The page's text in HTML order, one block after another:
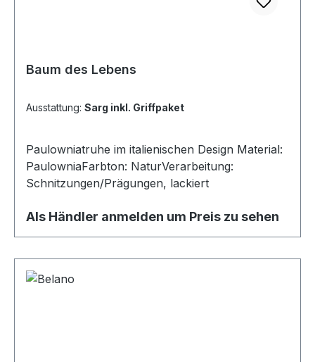
Baum des Lebens
Ausstattung: Sarg inkl. Griffpaket
Paulowniatruhe im italienischen Design Material:
PaulowniaFarbton: NaturVerarbeitung:
Schnitzungen/Prägungen, lackiert
Als Händler anmelden um Preis zu sehen